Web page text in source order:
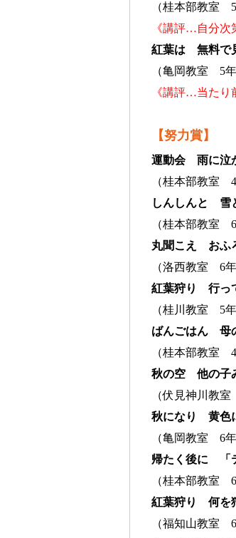
（桂本部教室 5
《講評…自分次
紅葉は 無料で
（亀岡教室 5年
《講評…当たり
【努力賞】
運動会 雨に泣
（桂本部教室 4
しんしんと 雪
（桂本部教室 6
丸聞こえ おふ
（洛西教室 6年
紅葉狩り 行っ
（桂川教室 5年
ばんごはん 母
（桂本部教室 4
秋の空 他の子
（伏見神川教
秋になり 黄色
（亀岡教室 6年
帰たく後に 「
（桂本部教室 6
紅葉狩り 何を
（福知山教室 6